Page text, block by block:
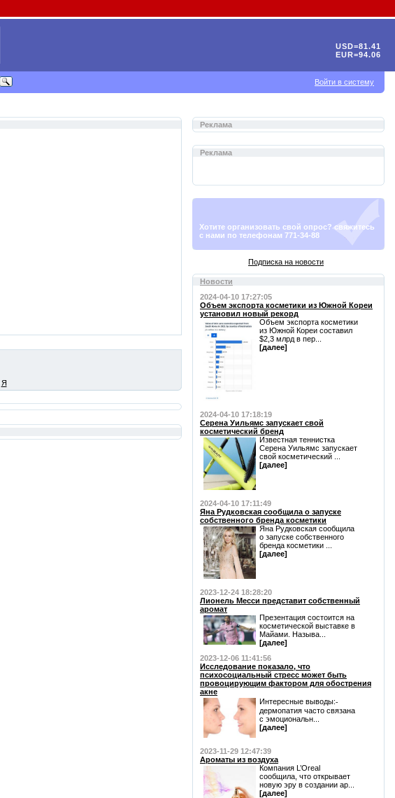
Я
Реклама
Реклама
Хотите организовать свой опрос? свяжитесь
с нами по телефонам 771-34-88
Подписка на новости
Новости
2024-04-10 17:27:05
Объем экспорта косметики из Южной Кореи
установил новый рекорд
Объем экспорта косметики
из Южной Кореи составил
$2,3 млрд в пер...
[далее]
2024-04-10 17:18:19
Серена Уильямс запускает свой
косметический бренд
Известная теннистка
Серена Уильямс запускает
свой косметический ...
[далее]
2024-04-10 17:11:49
Яна Рудковская сообщила о запуске
собственного бренда косметики
Яна Рудковская сообщила
о запуске собственного
бренда косметики ...
[далее]
2023-12-24 18:28:20
Лионель Месси представит собственный
аромат
Презентация состоится на
косметической выставке в
Майами. Называ...
[далее]
2023-12-06 11:41:56
Исследование показало, что
психосоциальный стресс может быть
провоцирующим фактором для обострения
акне
Интересные выводы:⁃
дермопатия часто связана
с эмоциональн...
[далее]
2023-11-29 12:47:39
Ароматы из воздуха
Компания L’Oreal
сообщила, что открывает
новую эру в создании ар...
[далее]
USD=81.41
EUR=94.06
Войти в систему